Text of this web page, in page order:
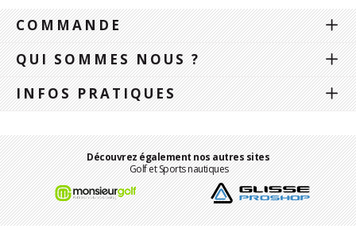
COMMANDE
QUI SOMMES NOUS ?
INFOS PRATIQUES
Découvrez également nos autres sites
Golf et Sports nautiques